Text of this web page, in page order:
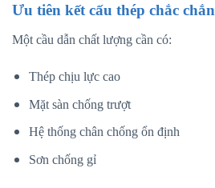
Ưu tiên kết cấu thép chắc chắn
Một cầu dẫn chất lượng cần có:
Thép chịu lực cao
Mặt sàn chống trượt
Hệ thống chân chống ổn định
Sơn chống gỉ